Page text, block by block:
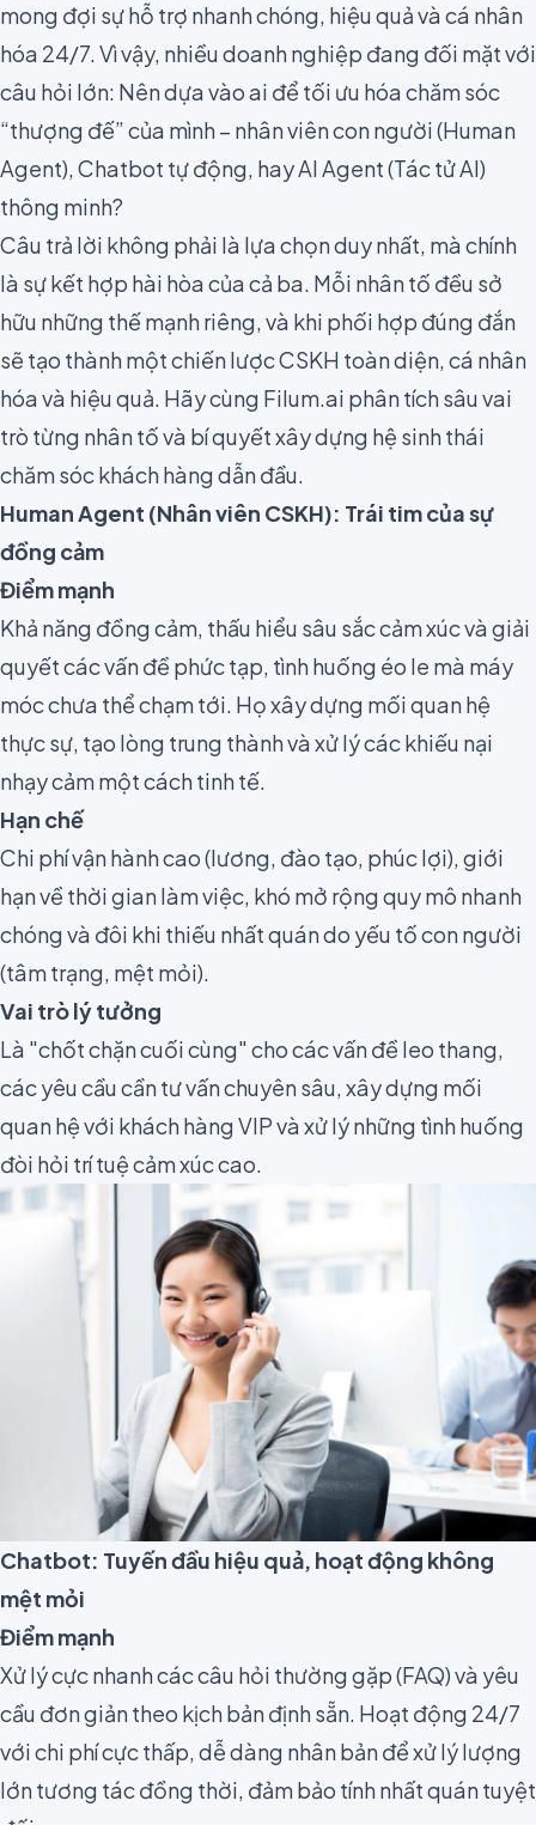
mong đợi sự hỗ trợ nhanh chóng, hiệu quả và cá nhân
hóa 24/7. Vì vậy, nhiều doanh nghiệp đang đối mặt với
câu hỏi lớn: Nên dựa vào ai để tối ưu hóa chăm sóc
“thượng đế” của mình – nhân viên con người (Human
Agent), Chatbot tự động, hay AI Agent (Tác tử AI)
thông minh?
Câu trả lời không phải là lựa chọn duy nhất, mà chính
là sự kết hợp hài hòa của cả ba. Mỗi nhân tố đều sở
hữu những thế mạnh riêng, và khi phối hợp đúng đắn
sẽ tạo thành một chiến lược CSKH toàn diện, cá nhân
hóa và hiệu quả. Hãy cùng Filum.ai phân tích sâu vai
trò từng nhân tố và bí quyết xây dựng hệ sinh thái
chăm sóc khách hàng dẫn đầu.
Human Agent (Nhân viên CSKH): Trái tim của sự
đồng cảm
Điểm mạnh
Khả năng đồng cảm, thấu hiểu sâu sắc cảm xúc và giải
quyết các vấn đề phức tạp, tình huống éo le mà máy
móc chưa thể chạm tới. Họ xây dựng mối quan hệ
thực sự, tạo lòng trung thành và xử lý các khiếu nại
nhạy cảm một cách tinh tế.
Hạn chế
Chi phí vận hành cao (lương, đào tạo, phúc lợi), giới
hạn về thời gian làm việc, khó mở rộng quy mô nhanh
chóng và đôi khi thiếu nhất quán do yếu tố con người
(tâm trạng, mệt mỏi).
Vai trò lý tưởng
Là "chốt chặn cuối cùng" cho các vấn đề leo thang,
các yêu cầu cần tư vấn chuyên sâu, xây dựng mối
quan hệ với khách hàng VIP và xử lý những tình huống
đòi hỏi trí tuệ cảm xúc cao.
Chatbot: Tuyến đầu hiệu quả, hoạt động không
mệt mỏi
Điểm mạnh
Xử lý cực nhanh các câu hỏi thường gặp (FAQ) và yêu
cầu đơn giản theo kịch bản định sẵn. Hoạt động 24/7
với chi phí cực thấp, dễ dàng nhân bản để xử lý lượng
lớn tương tác đồng thời, đảm bảo tính nhất quán tuyệt